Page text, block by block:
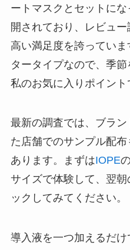
ートマスクとセットに
開されており、レビュ
高い満足度を誇ってい
タータイプなので、季
私のお気に入りポイント
最新の調査では、ブラ
た店舗でのサンプル配
あります。まずはIOPE
サイズで体験して、翌
ックしてみてください。
導入液を一つ加えるだ